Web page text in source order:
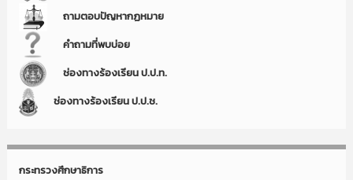
ถามตอบปัญหากฏหมาย
คำถามที่พบบ่อย
ช่องทางร้องเรียน ป.ป.ท.
ช่องทางร้องเรียน ป.ป.ช.
กระทรวงศึกษาธิการ